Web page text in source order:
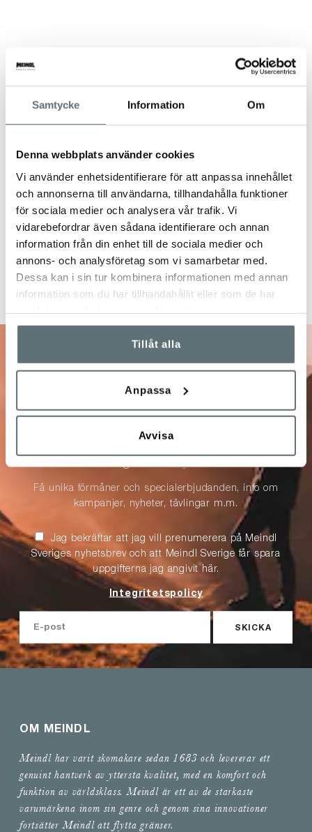
Samtycke Information Om
Denna webbplats använder cookies
Vi använder enhetsidentifierare för att anpassa innehållet
och annonserna till användarna, tillhandahålla funktioner
för sociala medier och analysera vår trafik. Vi
vidarebefordrar även sådana identifierare och annan
information från din enhet till de sociala medier och
annons- och analysföretag som vi samarbetar med.
Dessa kan i sin tur kombinera informationen med annan
information som du har tillhandahållit eller som de har
Tillåt alla
Anpassa
Avvisa
10% på ditt nästa
köp
Anmäl dig till vårt nyhetsbrev!
Få unika förmåner och specialerbjudanden, info om
kampanjer, nyheter, tävlingar m.m.
Jag bekräftar att jag vill prenumerera på Meindl
Sveriges nyhetsbrev och att Meindl Sverige får spara
uppgifterna jag angivit här.
Integritetspolicy
SKICKA
OM MEINDL
Meindl har varit skomakare sedan 1683 och levererar ett
genuint hantverk av yttersta kvalitet, med en komfort och
funktion av världsklass. Meindl är ett av de starkaste
varumärkena inom sin genre och genom sina innovationer
fortsätter Meindl att flytta gränser.